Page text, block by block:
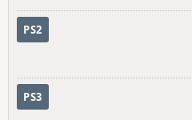
PS2
PS3